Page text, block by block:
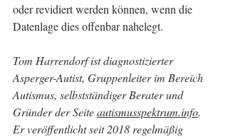
oder revidiert werden können, wenn die
Datenlage dies offenbar nahelegt.
Tom Harrendorf ist diagnostizierter
Asperger-Autist, Gruppenleiter im Bereich
Autismus, selbstständiger Berater und
Gründer der Seite autismusspektrum.info.
Er veröffentlicht seit 2018 regelmäßig